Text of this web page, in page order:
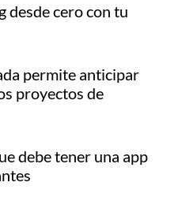
desde cero con tu
permite anticipar
proyectos de
debe tener una app